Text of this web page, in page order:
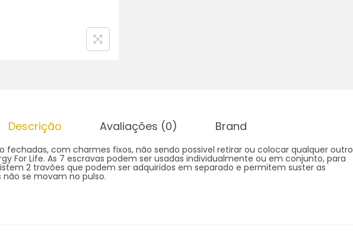
Descrição Avaliações (0) Brand
fechadas, com charmes fixos, não sendo possivel retirar ou colocar qualquer outro
For Life. As 7 escravas podem ser usadas individualmente ou em conjunto, para
2 travões que podem ser adquiridos em separado e permitem suster as
se movam no pulso.